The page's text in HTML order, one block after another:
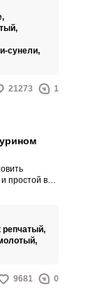
картошкой.
и
вариант
сунели,
21273 1
простой в
у вас
репчатый,
9681 0